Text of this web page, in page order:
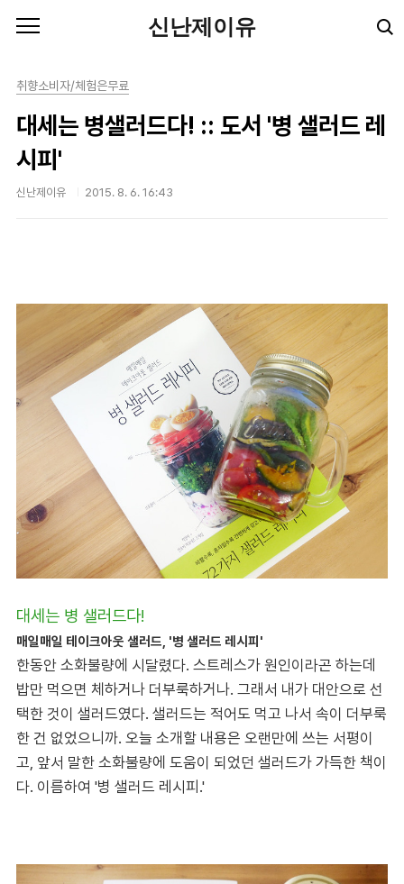
신난제이유
취향소비자/체험은무료
대세는 병샐러드다! :: 도서 '병 샐러드 레
시피'
신난제이유 2015. 8. 6. 16:43
대세는 병 샐러드다!
매일매일 테이크아웃 샐러드, '병 샐러드 레시피'
한동안 소화불량에 시달렸다. 스트레스가 원인이라곤 하는데
밥만 먹으면 체하거나 더부룩하거나. 그래서 내가 대안으로 선
택한 것이 샐러드였다. 샐러드는 적어도 먹고 나서 속이 더부룩
한 건 없었으니까. 오늘 소개할 내용은 오랜만에 쓰는 서평이
고, 앞서 말한 소화불량에 도움이 되었던 샐러드가 가득한 책이
다. 이름하여 '병 샐러드 레시피.'